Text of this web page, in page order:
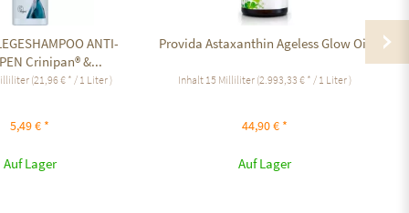
ANTI-
Crinipan® &...
(21,96 € * / 1 Liter )
5,49 € *
Auf Lager
Provida Astaxanthin Ageless Glow Oil
Inhalt 15 Milliliter (2.993,33 € * / 1 Liter )
44,90 € *
Auf Lager